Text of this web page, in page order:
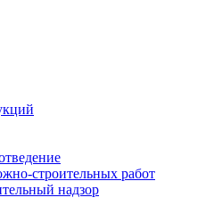
строительных работ
надзор